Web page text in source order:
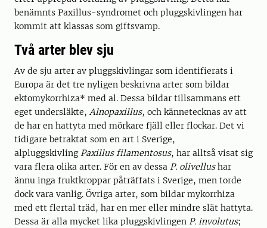
benämnts Paxillus-syndromet och pluggskivlingen har
kommit att klassas som giftsvamp.
Två arter blev sju
Av de sju arter av pluggskivlingar som identifierats i
Europa är det tre nyligen beskrivna arter som bildar
ektomykorrhiza* med al. Dessa bildar tillsammans ett
eget undersläkte, Alnopaxillus, och kännetecknas av att
de har en hattyta med mörkare fjäll eller flockar. Det vi
tidigare betraktat som en art i Sverige,
alpluggskivlingPaxillus filamentosus, har alltså visat sig
vara flera olika arter. För en av dessa P. olivellushar
ännu inga fruktkroppar påträffats i Sverige, men torde
dock vara vanlig. Övriga arter, som bildar mykorrhiza
med ett flertal träd, har en mer eller mindre slät hattyta.
Dessa är alla mycket lika pluggskivlingen P. involutus;